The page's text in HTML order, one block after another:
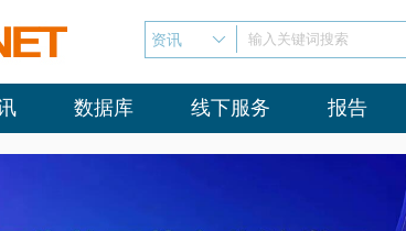
资讯 输入关键词搜索
数据库 线下服务 报告